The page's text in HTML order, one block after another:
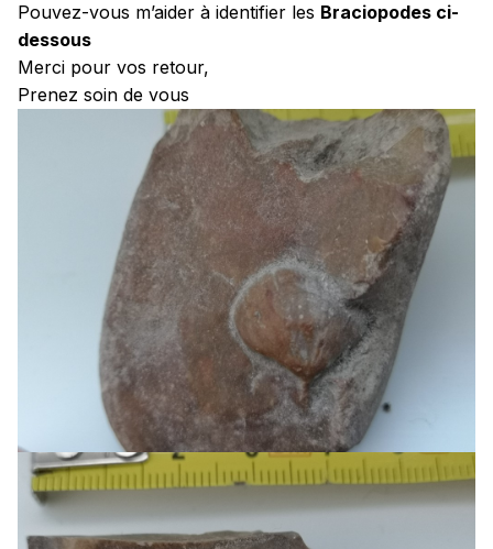
Pouvez-vous m’aider à identifier les Braciopodes ci-
dessous
Merci pour vos retour,
Prenez soin de vous